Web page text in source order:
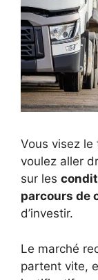
Vous visez
voulez aller
sur les
parcours de
d’investir.
Le marché
partent vite,